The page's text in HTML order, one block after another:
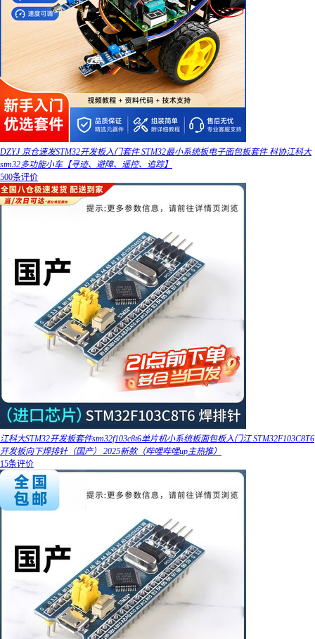
DZYJ 京仓速发STM32开发板入门套件 STM32最小系统板电子面包板套件 科协江科大
stm32多功能小车【寻迹、避障、遥控、追踪】
500条评价
江科大STM32开发板套件stm32f103c8t6单片机小系统板面包板入门江 STM32F103C8T6
开发板向下焊排针（国产） 2025新款（哔哩哔哩up主热推）
15条评价